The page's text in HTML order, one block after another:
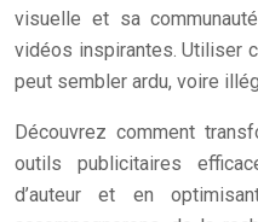
visuelle et sa
vidéos inspirantes. Utiliser
peut sembler ardu, voire
Découvrez comment
outils publicitaires
d’auteur et en